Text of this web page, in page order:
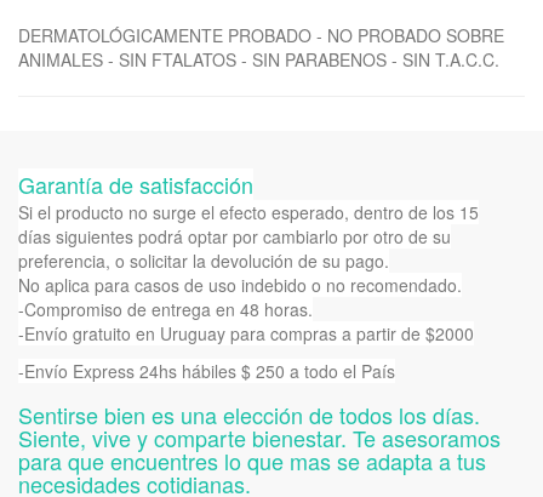
DERMATOLÓGICAMENTE PROBADO - NO PROBADO SOBRE
ANIMALES - SIN FTALATOS - SIN PARABENOS - SIN T.A.C.C.
Garantía de satisfacción
Si el producto no surge el efecto esperado, dentro de los 15
días siguientes podrá optar por cambiarlo por otro de su
preferencia, o solicitar la devolución de su pago.
No aplica para casos de uso indebido o no recomendado.
-Compromiso de entrega en 48 horas.
-Envío gratuito en Uruguay para compras a partir de $2000
-Envío Express 24hs hábiles $ 250 a todo el País
Sentirse bien es una elección de todos los días.
Siente, vive y comparte bienestar. Te asesoramos
para que encuentres lo que mas se adapta a tus
necesidades cotidianas.